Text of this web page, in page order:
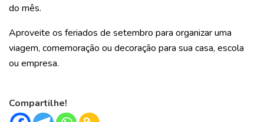
do mês.
Aproveite os feriados de setembro para organizar uma
viagem, comemoração ou decoração para sua casa, escola
ou empresa.
Compartilhe!